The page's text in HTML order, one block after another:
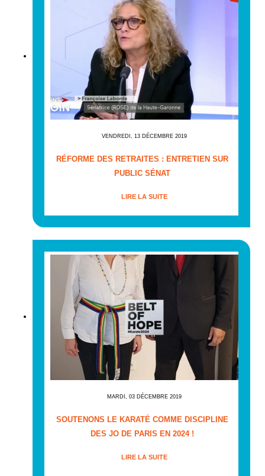
VENDREDI, 13 DÉCEMBRE 2019
RÉFORME DES RETRAITES : ENTRETIEN SUR
PUBLIC SÉNAT
LIRE LA SUITE
MARDI, 03 DÉCEMBRE 2019
SOUTENONS LE KARATÉ COMME DISCIPLINE
DES JO DE PARIS EN 2024 !
LIRE LA SUITE